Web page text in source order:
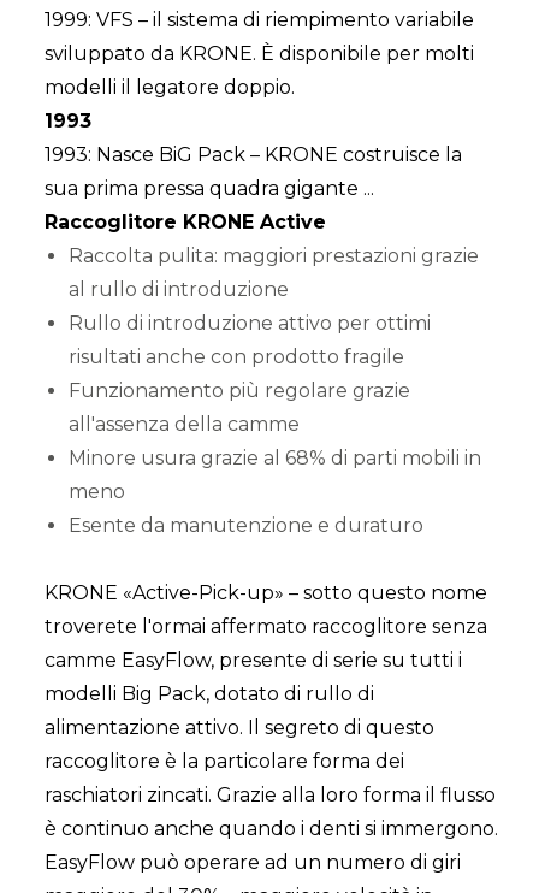
1999: VFS – il sistema di riempimento variabile
sviluppato da KRONE. È disponibile per molti
modelli il legatore doppio.
1993
1993: Nasce BiG Pack – KRONE costruisce la
sua prima pressa quadra gigante ...
Raccoglitore KRONE Active
Raccolta pulita: maggiori prestazioni grazie
al rullo di introduzione
Rullo di introduzione attivo per ottimi
risultati anche con prodotto fragile
Funzionamento più regolare grazie
all'assenza della camme
Minore usura grazie al 68% di parti mobili in
meno
Esente da manutenzione e duraturo
KRONE «Active-Pick-up» – sotto questo nome
troverete l'ormai affermato raccoglitore senza
camme EasyFlow, presente di serie su tutti i
modelli Big Pack, dotato di rullo di
alimentazione attivo. Il segreto di questo
raccoglitore è la particolare forma dei
raschiatori zincati. Grazie alla loro forma il flusso
è continuo anche quando i denti si immergono.
EasyFlow può operare ad un numero di giri